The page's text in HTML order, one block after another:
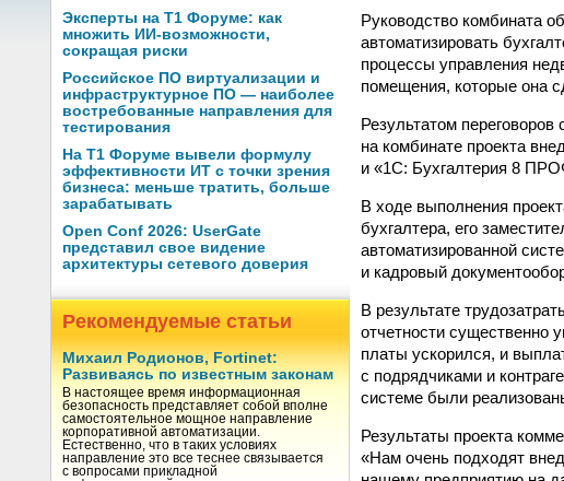
Эксперты на Т1 Форуме: как
множить ИИ-возможности,
сокращая риски
Российское ПО виртуализации и
инфраструктурное ПО — наиболее
востребованные направления для
тестирования
На Т1 Форуме вывели формулу
эффективности ИТ с точки зрения
бизнеса: меньше тратить, больше
зарабатывать
Open Conf 2026: UserGate
представил свое видение
архитектуры сетевого доверия
Рекомендуемые статьи
Михаил Родионов, Fortinet:
Развиваясь по известным законам
В настоящее время информационная
безопасность представляет собой вполне
самостоятельное мощное направление
корпоративной автоматизации.
Естественно, что в таких условиях
направление это все теснее связывается
с вопросами прикладной
Руководство комбината
автоматизировать
процессы управления
помещения, которые она
Результатом
на комбинате проекта
и «1С: Бухгалтерия 8
В ходе выполнения
бухгалтера, его
автоматизированной
и кадровый
В результате
отчетности существенно
платы ускорился, и
с подрядчиками и
системе были
Результаты проекта
«Нам очень подходят